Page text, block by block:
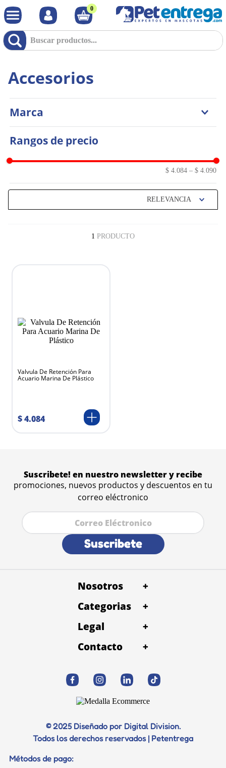
0
RELEVANCIA
Marca
Rangos de precio
$ 4.084 – $ 4.090
Accesorios
1 PRODUCTO
Valvula De Retención Para
Acuario Marina De Plástico
$4.084
Suscribete! en nuestro newsletter y recibe
promociones, nuevos productos y descuentos en tu
correo eléctronico
Suscribete
Nosotros
+
Quienes Somos
Petentrega Panamá
Petentrega Costa rica
Categorias
+
Alimentos
Snacks
Salud
Juguetes
Baño y Peluqueria
Conslta Veterinaria
Vacunación
Profilaxis dental
Diagnostico
Legal
+
Términos y condiciones
Politica de privacidad y datos
Términos Vetentrega
Contacto
+
Correo electrónico
Telefono
© 2025 Diseñado por Digital Division.
Todos los derechos reservados | Petentrega
Métodos de pago: